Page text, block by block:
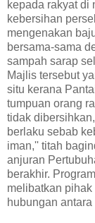
kepada rakyat di
kebersihan
mengenakan
bersama-sama
sampah sarap
Majlis tersebut
situ kerana
tumpuan orang
tidak
berlaku sebab
iman,'' titah
anjuran
berakhir.
melibatkan
hubungan